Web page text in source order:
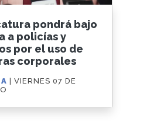
pondrá bajo
a policías y
por el uso de
corporales
| VIERNES 07 DE